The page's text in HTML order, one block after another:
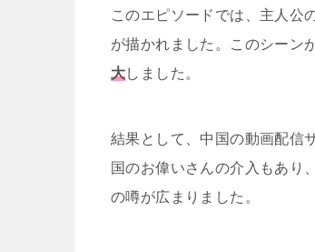
このエピソードでは、主人公
が描かれました。このシーンが
大しました。
結果として、中国の動画配信
国のお偉いさんの介入もあり
の噂が広まりました。